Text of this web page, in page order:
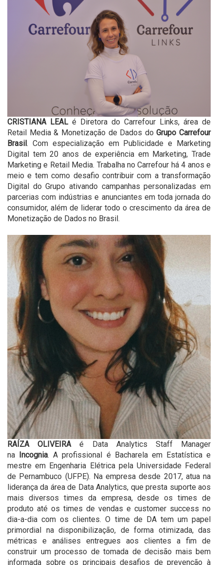
CRISTIANA LEALé Diretora do Carrefour Links, área de
Retail Media & Monetização de Dados doGrupo Carrefour
Brasil. Com especialização em Publicidade e Marketing
Digital tem 20 anos de experiência em Marketing, Trade
Marketing e Retail Media. Trabalha no Carrefour há 4 anos e
meio e tem como desafio contribuir com a transformação
Digital do Grupo ativando campanhas personalizadas em
parcerias com indústrias e anunciantes em toda jornada do
consumidor, além de liderar todo o crescimento da área de
Monetização de Dados no Brasil.
RAÍZA OLIVEIRAé Data Analytics Staff Manager
na Incognia. A profissional é Bacharela em Estatística e
mestre em Engenharia Elétrica pela Universidade Federal
de Pernambuco (UFPE). Na empresa desde 2017, atua na
liderança da área de Data Analytics, que presta suporte aos
mais diversos times da empresa, desde os times de
produto até os times de vendas e customer success no
dia-a-dia com os clientes. O time de DA tem um papel
primordial na disponibilização, de forma otimizada, das
métricas e análises entregues aos clientes a fim de
construir um processo de tomada de decisão mais bem
informada sobre os principais desafios de prevenção à